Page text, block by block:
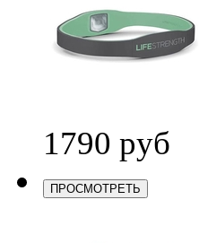
1790 руб
ПРОСМОТРЕТЬ